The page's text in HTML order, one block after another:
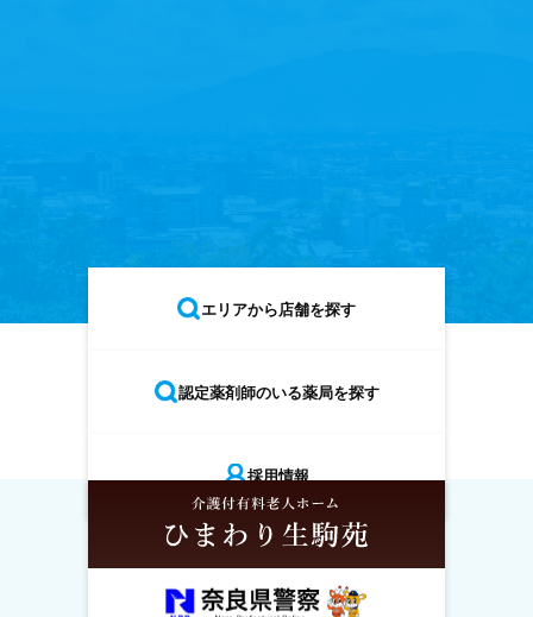
エリアから店舗を探す
認定薬剤師のいる薬局を探す
採用情報